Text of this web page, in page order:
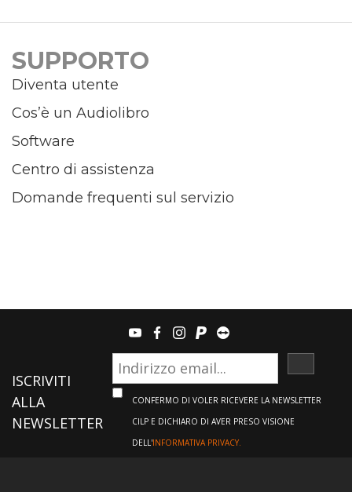
SUPPORTO
Diventa utente
Cos’è un Audiolibro
Software
Centro di assistenza
Domande frequenti sul servizio
youtubefacebook
instagram
paypalteamviewer
ISCRIVITI
ALLA
NEWSLETTER
CONFERMO DI VOLER RICEVERE LA NEWSLETTER
CILP E DICHIARO DI AVER PRESO VISIONE
DELL'INFORMATIVA PRIVACY.